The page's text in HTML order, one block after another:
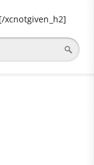
[/xcnotgiven_h2]